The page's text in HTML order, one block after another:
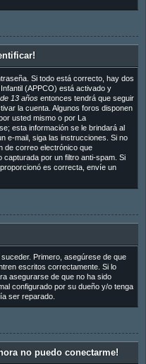
Si todo está correcto, hay dos
(APPCO) está activado y
13 añosentonces tendrá que seguir
la cuenta. Algunos foros disponen
usted mismo o por La
esta información se le brindará al
e-mail, siga las instrucciones. Si no
de correo electrónico que
por un filtro anti-spam. Si
es correcta, envíe un
Primero, asegúrese de que
escritos correctamente. Si lo
asegurarse de que no ha sido
configurado por su dueño y/o tenga
ser reparado.
no puedo conectarme!